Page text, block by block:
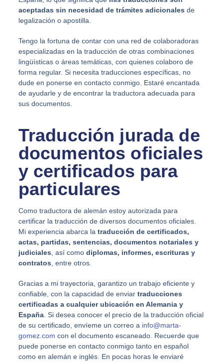
aceptadas sin necesidad de trámites adicionales de
legalización o apostilla.
Tengo la fortuna de contar con una red de colaboradoras
especializadas en la traducción de otras combinaciones
lingüísticas o áreas temáticas, con quienes colaboro de
forma regular. Si necesita traducciones específicas, no
dude en ponerse en contacto conmigo. Estaré encantada
de ayudarle y de encontrar la traductora adecuada para
sus documentos.
Traducción jurada de
documentos oficiales
y certificados para
particulares
Como traductora de alemán estoy autorizada para
certificar la traducción de diversos documentos oficiales.
Mi experiencia abarca la traducción de certificados,
actas, partidas, sentencias, documentos notariales y
judiciales , así como diplomas, informes, escrituras y
contratos , entre otros.
Gracias a mi trayectoria, garantizo un trabajo eficiente y
confiable, con la capacidad de enviar traducciones
certificadas a cualquier ubicación en Alemania y
España. Si desea conocer el precio de la traducción oficial
de su certificado, envíeme un correo a info@marta-
gomez.com con el documento escaneado. Recuerde que
puede ponerse en contacto conmigo tanto en español
como en alemán e inglés. En pocas horas le enviaré